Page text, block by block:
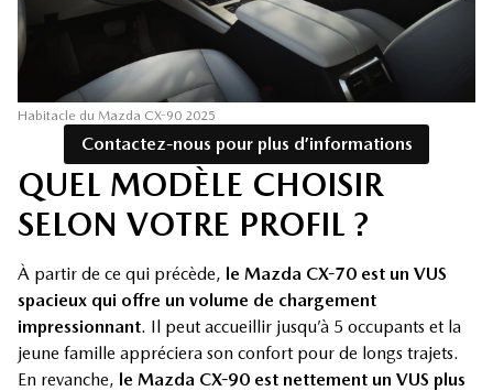
Habitacle du Mazda CX-90 2025
Contactez-nous pour plus d’informations
QUEL MODÈLE CHOISIR
SELON VOTRE PROFIL ?
À partir de ce qui précède, le Mazda CX-70 est un VUS
spacieux qui offre un volume de chargement
impressionnant. Il peut accueillir jusqu’à 5 occupants et la
jeune famille appréciera son confort pour de longs trajets.
En revanche, le Mazda CX-90 est nettement un VUS plus